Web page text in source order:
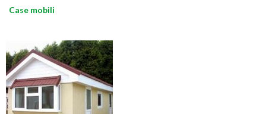
Case mobili